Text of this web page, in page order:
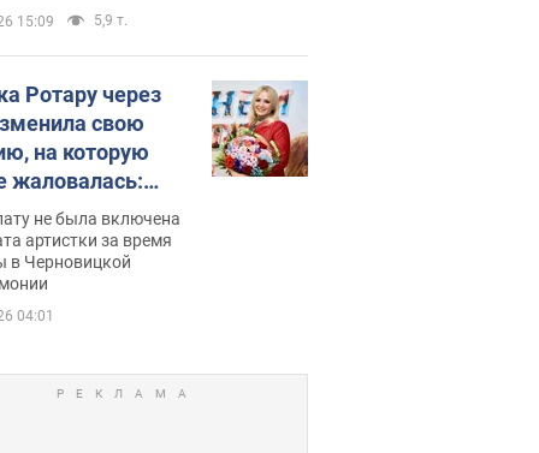
15:09 5,9 т.
Ротару через
свою
на которую
жаловалась:
получала
не была включена
артистки за время
в Черновицкой
04:01